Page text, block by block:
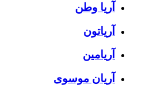
آریا وطن
آریاتون
آریامین
آریان موسوی